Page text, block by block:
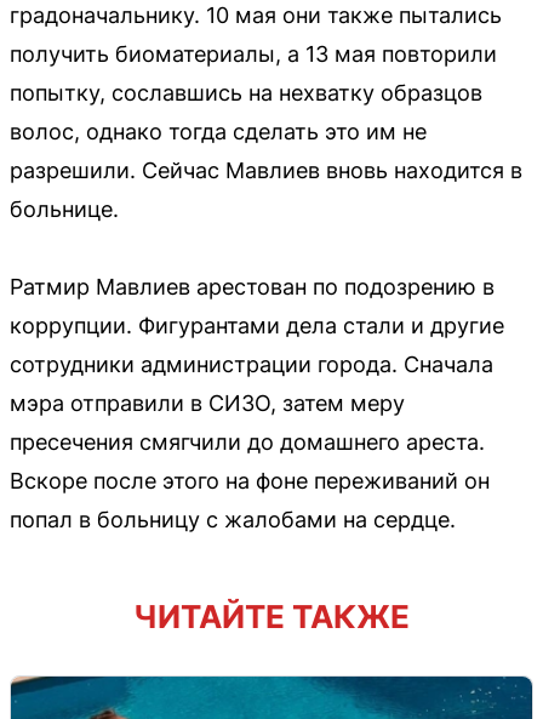
градоначальнику. 10 мая они также пытались
получить биоматериалы, а 13 мая повторили
попытку, сославшись на нехватку образцов
волос, однако тогда сделать это им не
разрешили. Сейчас Мавлиев вновь находится в
больнице.
Ратмир Мавлиев арестован по подозрению в
коррупции. Фигурантами дела стали и другие
сотрудники администрации города. Сначала
мэра отправили в СИЗО, затем меру
пресечения смягчили до домашнего ареста.
Вскоре после этого на фоне переживаний он
попал в больницу с жалобами на сердце.
ЧИТАЙТЕ ТАКЖЕ